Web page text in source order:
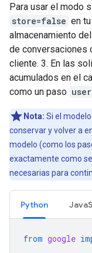
Para usar el modo
store=false en
almacenamiento
de conversaciones
cliente. 3. En las
acumulados en el
como un paso
Nota: Si el
conservar y volver a
modelo (como los
exactamente como
necesarias para
Python
from google